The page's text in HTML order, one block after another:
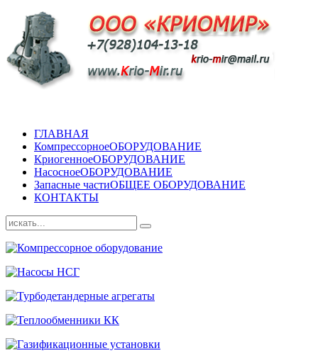
ГЛАВНАЯ
КомпрессорноеОБОРУДОВАНИЕ
КриогенноеОБОРУДОВАНИЕ
НасосноеОБОРУДОВАНИЕ
Запасные частиОБЩЕЕ ОБОРУДОВАНИЕ
КОНТАКТЫ